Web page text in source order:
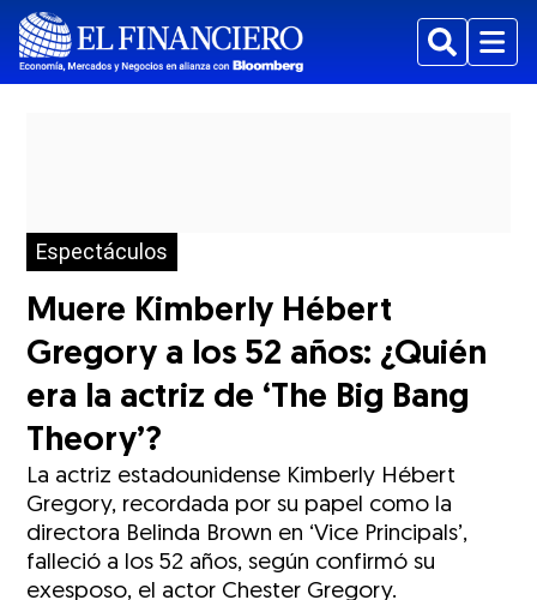
BuscarMenu
Espectáculos
Muere Kimberly Hébert
Gregory a los 52 años: ¿Quién
era la actriz de ‘The Big Bang
Theory’?
La actriz estadounidense Kimberly Hébert
Gregory, recordada por su papel como la
directora Belinda Brown en ‘Vice Principals’,
falleció a los 52 años, según confirmó su
exesposo, el actor Chester Gregory.